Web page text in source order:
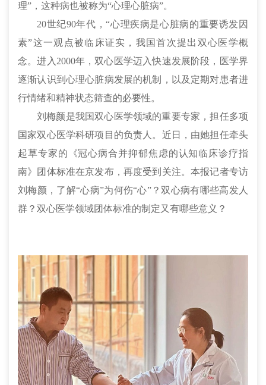
理”，这种病也被称为“心理心脏病”。
20世纪90年代，“心理疾病是心脏病的重要诱发因
素”这一观点被临床证实，我国首次提出双心医学概
念。进入2000年，双心医学迈入快速发展阶段，医学界
逐渐认识到心理心脏病发展的机制，以及定期对患者进
行情绪和精神状态筛查的必要性。
刘梅颜是我国双心医学领域的重要专家，担任多项
国家双心医学科研项目的负责人。近日，由她担任牵头
起草专家的《冠心病合并抑郁焦虑的认知临床诊疗指
南》团体标准在京发布，再度受到关注。本报记者专访
刘梅颜，了解“心病”为何伤“心”？双心病有哪些高发人
群？双心医学领域团体标准的制定又有哪些意义？